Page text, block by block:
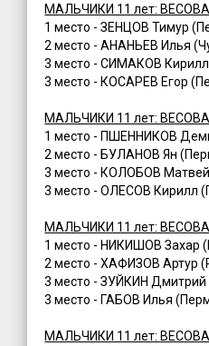
МАЛЬЧИКИ 11 лет:
1 место - ЗЕНЦОВ Тимур
2 место - АНАНЬЕВ Илья
3 место - СИМАКОВ
3 место - КОСАРЕВ Егор
МАЛЬЧИКИ 11 лет:
1 место - ПШЕННИКОВ
2 место - БУЛАНОВ Ян
3 место - КОЛОБОВ
3 место - ОЛЕСОВ Кирилл
МАЛЬЧИКИ 11 лет:
1 место - НИКИШОВ Захар
2 место - ХАФИЗОВ Артур
3 место - ЗУЙКИН Дмитрий
3 место - ГАБОВ Илья
МАЛЬЧИКИ 11 лет: